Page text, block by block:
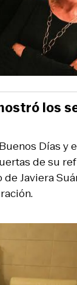
Días y
de su
Javiera
los